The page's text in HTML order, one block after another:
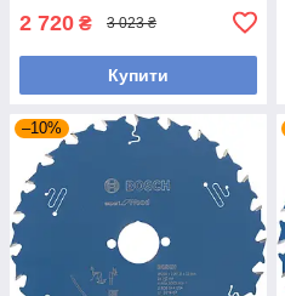
2 720 ₴ 3 023 ₴
Купити
–10%